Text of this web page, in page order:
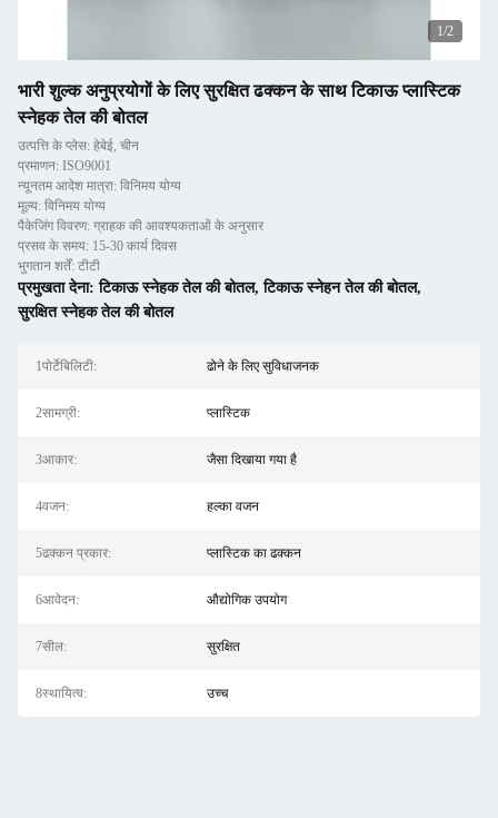
1/2
भारी शुल्क अनुप्रयोगों के लिए सुरक्षित ढक्कन के साथ टिकाऊ प्लास्टिक
स्नेहक तेल की बोतल
उत्पत्ति के प्लेस: हेबेई, चीन
प्रमाणन: ISO9001
न्यूनतम आदेश मात्रा: विनिमय योग्य
मूल्य: विनिमय योग्य
पैकेजिंग विवरण: ग्राहक की आवश्यकताओं के अनुसार
प्रसव के समय: 15-30 कार्य दिवस
भुगतान शर्तें: टीटी
प्रमुखता देना:टिकाऊ स्नेहक तेल की बोतल,टिकाऊ स्नेहन तेल की बोतल,
सुरक्षित स्नेहक तेल की बोतल
1पोर्टेबिलिटी: ढोने के लिए सुविधाजनक
2सामग्री: प्लास्टिक
3आकार: जैसा दिखाया गया है
4वजन: हल्का वजन
5ढक्कन प्रकार: प्लास्टिक का ढक्कन
6आवेदन: औद्योगिक उपयोग
7सील: सुरक्षित
8स्थायित्व: उच्च